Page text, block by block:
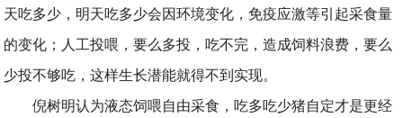
天吃多少，明天吃多少会因环境变化，免疫应激等引起采食量
的变化；人工投喂，要么多投，吃不完，造成饲料浪费，要么
少投不够吃，这样生长潜能就得不到实现。
倪树明认为液态饲喂自由采食，吃多吃少猪自定才是更经